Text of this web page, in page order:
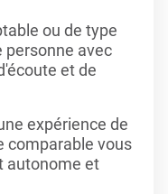
ou de type
personne avec
et de
expérience de
comparable vous
autonome et